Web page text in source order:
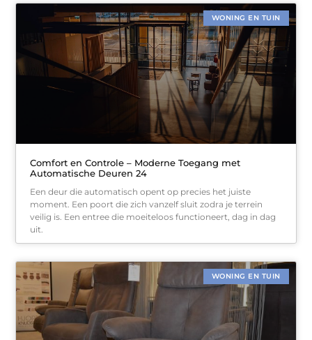
WONING EN TUIN
Comfort en Controle – Moderne Toegang met
Automatische Deuren 24
Een deur die automatisch opent op precies het juiste
moment. Een poort die zich vanzelf sluit zodra je terrein
veilig is. Een entree die moeiteloos functioneert, dag in dag
uit.
WONING EN TUIN